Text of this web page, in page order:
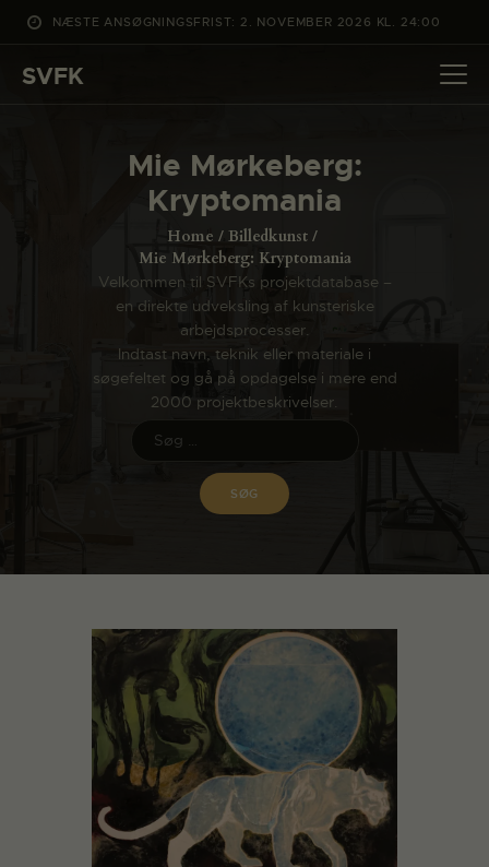
NÆSTE ANSØGNINGSFRIST: 2. NOVEMBER 2026 KL. 24:00
SVFK
Mie Mørkeberg:
Kryptomania
Home
Billedkunst
Mie Mørkeberg: Kryptomania
Velkommen til SVFKs projektdatabase –
en direkte udveksling af kunsteriske
arbejdsprocesser.
Indtast navn, teknik eller materiale i
søgefeltet og gå på opdagelse i mere end
2000 projektbeskrivelser.
DET SKER
PROJEKTER
CHANNEL
ANSØG
OM SVFK
ENGLISH